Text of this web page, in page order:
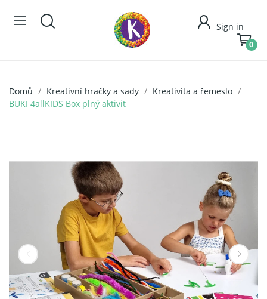
Sign in
0
Domů Kreativní hračky a sady
Kreativita a řemeslo
BUKI 4allKIDS Box plný aktivit